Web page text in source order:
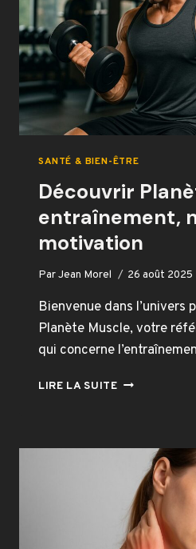
COURSE
À
PIED
SANTÉ & BIEN-ÊTRE
Découvrir
entraînement,
motivation
ParJean Morel 26 août 2025
Bienvenue dans l’univers
Planète Muscle, votre
qui concerne
LIRE LA SUITEDÉCOUVRIR
NUTRITION
MOTIVATION